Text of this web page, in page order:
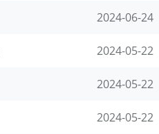
2024-06-24
2024-05-22
2024-05-22
2024-05-22